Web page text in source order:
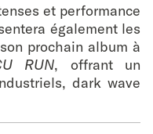
et performance
également les
prochain album à
RUN, offrant un
dark wave